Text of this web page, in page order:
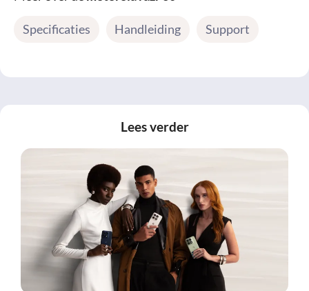
Specificaties Handleiding Support
Lees verder